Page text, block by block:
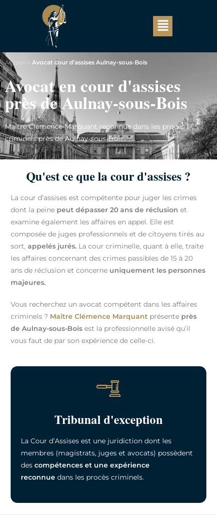
Accueil > Avocat cour d’assises Aulnay-sous-Bois
Avocat en cour d'assises
près de Aulnay-sous-Bois
Maître Clémence Marquant reconnue dans les procès
criminels près de Aulnay-sous-Bois
Qu'est ce que la cour d'assises ?
La cour d’assises est compétente pour juger les crimes
dont la peine peut dépasser 20 ans de réclusion et
examine également les affaires en appel. Elle est
composée de juges professionnels et de citoyens tirés au
sort,appelés jurés. La cour criminelle, quant à elle, traite
les affaires concernant des crimes passibles de 15 à 20
ans de réclusion et concerne uniquement les personnes
majeures.
Vous recherchez un avocat compétent dans les affaires
criminels ? Maître Clémence Marquant présente près
de Aulnay-sous-Boisest la professionnelle avisé qu’il
vous faut de par son expérience de celle-ci.
Tribunal d'exception
La Cour d’Assises est une juridiction dont les
membres (magistrats, juges et avocats) possèdent
des compétences et une expérience
reconnuedans les procès criminels.